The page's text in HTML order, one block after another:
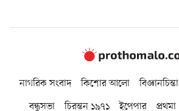
নাগরিক সংবাদ কিশোর আলো বিজ্ঞানচিন্তা
বন্ধুসভা
চিরন্তন ১৯৭১ ইপেপার প্রথমা